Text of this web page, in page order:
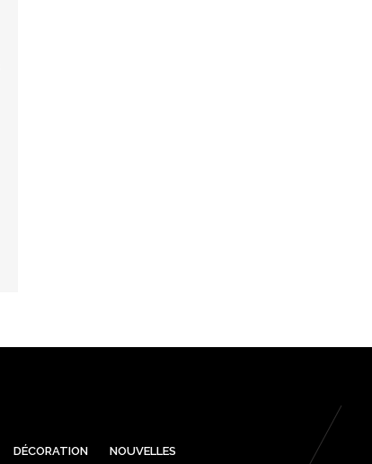
DÉCORATION NOUVELLES